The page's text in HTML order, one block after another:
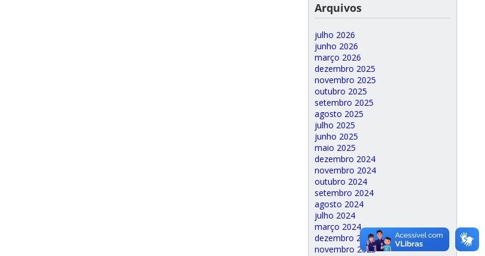
Arquivos
julho 2026
junho 2026
março 2026
dezembro 2025
novembro 2025
outubro 2025
setembro 2025
agosto 2025
julho 2025
junho 2025
maio 2025
dezembro 2024
novembro 2024
outubro 2024
setembro 2024
agosto 2024
julho 2024
março 2024
dezembro 2023
novembro 2023